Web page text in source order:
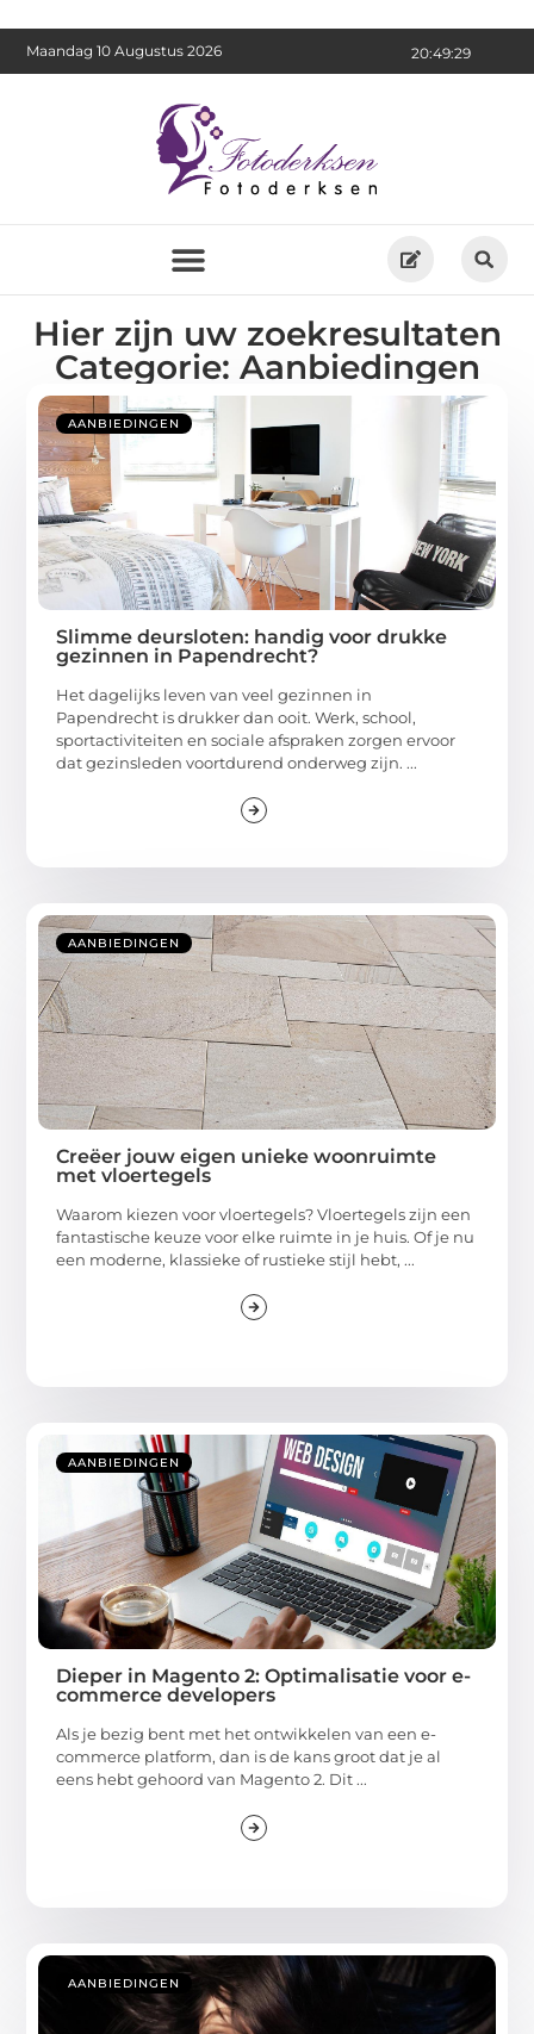
Hier zijn uw zoekresultaten
Categorie: Aanbiedingen
AANBIEDINGEN
Slimme deursloten: handig voor drukke
gezinnen in Papendrecht?
Het dagelijks leven van veel gezinnen in
Papendrecht is drukker dan ooit. Werk, school,
sportactiviteiten en sociale afspraken zorgen ervoor
dat gezinsleden voortdurend onderweg zijn. ...
AANBIEDINGEN
Creëer jouw eigen unieke woonruimte
met vloertegels
Waarom kiezen voor vloertegels? Vloertegels zijn een
fantastische keuze voor elke ruimte in je huis. Of je nu
een moderne, klassieke of rustieke stijl hebt, ...
AANBIEDINGEN
Dieper in Magento 2: Optimalisatie voor e-
commerce developers
Als je bezig bent met het ontwikkelen van een e-
commerce platform, dan is de kans groot dat je al
eens hebt gehoord van Magento 2. Dit ...
AANBIEDINGEN